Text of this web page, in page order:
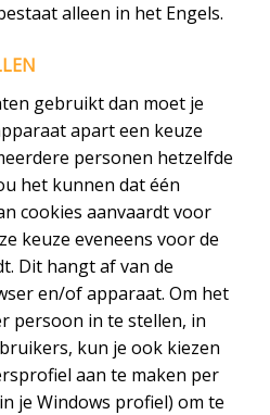
alleen in het Engels.
gebruikt dan moet je
apart een keuze
personen hetzelfde
het kunnen dat één
cookies aanvaardt voor
keuze eveneens voor de
Dit hangt af van de
en/of apparaat. Om het
persoon in te stellen, in
kun je ook kiezen
aan te maken per
je Windows profiel) om te